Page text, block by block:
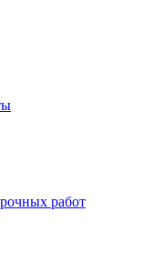
работ